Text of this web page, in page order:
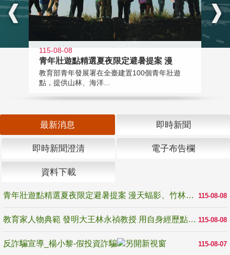
115-08-08
青年壯遊點精選夏夜限定避暑提案 漫
教育部青年發展署在全臺建置100個青年壯遊
點，提供山林、海洋...
最新消息 即時新聞
即時新聞澄清 電子布告欄
資料下載
115-08-08
青年壯遊點精選夏夜限定避暑提案 漫天蝠影、竹林尋蛙、茶香夜觀 邀青年暮色出發
115-08-08
教育家人物典範 發明大王林永禎教授 用自身經歷點亮學生的路
115-08-07
反詐騙宣導_楊小黎-假投資詐騙